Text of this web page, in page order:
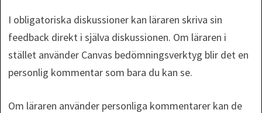
I obligatoriska diskussioner kan läraren skriva sin
feedback direkt i själva diskussionen. Om läraren i
stället använder Canvas bedömningsverktyg blir det en
personlig kommentar som bara du kan se.
Om läraren använder personliga kommentarer kan de